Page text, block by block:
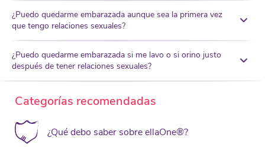
¿Puedo quedarme embarazada aunque sea la primera vez
que tengo relaciones sexuales?
¿Puedo quedarme embarazada si me lavo o si orino justo
después de tener relaciones sexuales?
Categorías recomendadas
¿Qué debo saber sobre ellaOne®?